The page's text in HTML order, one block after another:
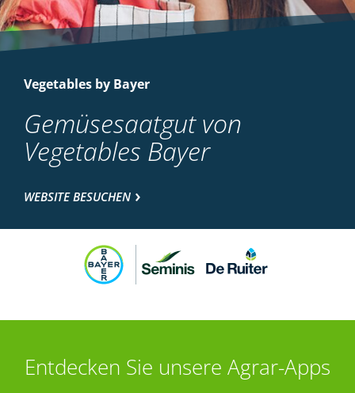
Vegetables by Bayer
Gemüsesaatgut von
Vegetables Bayer
WEBSITE BESUCHEN
Entdecken Sie unsere Agrar-Apps